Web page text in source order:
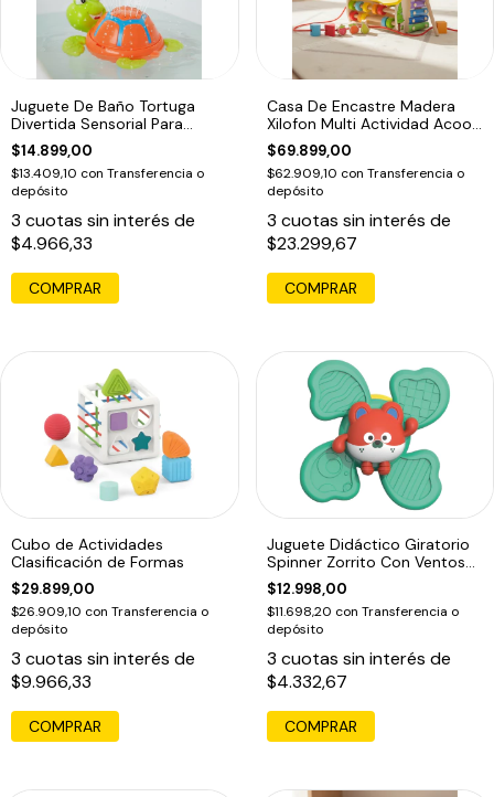
Juguete De Baño Tortuga
Divertida Sensorial Para
Bebes
$14.899,00
$13.409,10 con Transferencia o
depósito
3 cuotas sin interés de
$4.966,33
Casa De Encastre Madera
Xilofon Multi Actividad Acool
6622 F
$69.899,00
$62.909,10 con Transferencia o
depósito
3 cuotas sin interés de
$23.299,67
Cubo de Actividades
Clasificación de Formas
$29.899,00
$26.909,10 con Transferencia o
depósito
3 cuotas sin interés de
$9.966,33
Juguete Didáctico Giratorio
Spinner Zorrito Con Ventosa
Bebe
$12.998,00
$11.698,20 con Transferencia o
depósito
3 cuotas sin interés de
$4.332,67
COMPRAR